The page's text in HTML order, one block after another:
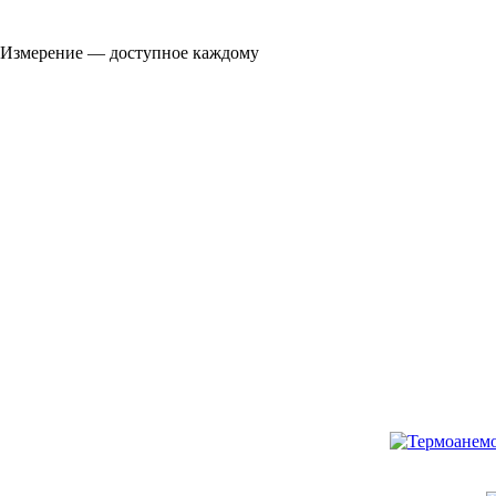
Измерение — доступное каждому